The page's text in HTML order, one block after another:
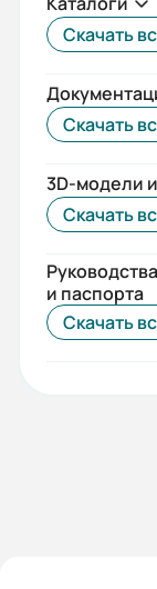
Класс
55
Iп/Iн:
7
Ток
104.7/60.5
0,86
КПД:
Скачать
Скачать
3D-модели
Скачать
и паспорта
Скачать